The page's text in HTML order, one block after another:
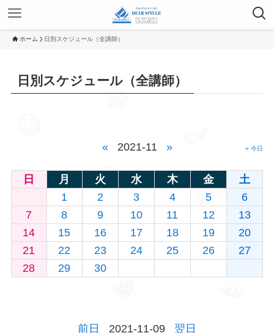
ホーム 日別スケジュール（全講師）
日別スケジュール（全講師）
« 2021-11 » » 今日
日 月 火 水 木 金
土
1
2 3 4 5
6
7
8 9 10 11 12
13
14
15 16 17 18 19
20
21
22 23 24 25 26
27
28
29 30
前日 2021-11-09 翌日